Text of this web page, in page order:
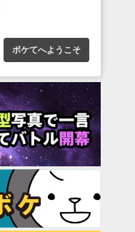
ボケてへようこそ